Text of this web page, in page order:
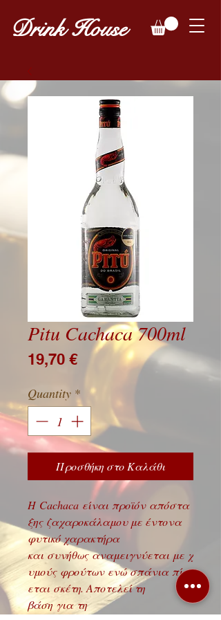
Drink House
Pitu Cachaca 700ml
19,70 €Price
Quantity *
Προσθήκη στο Καλάθι
Η Cachaca είναι προϊόν απόστα
ξης ζαχαροκάλαμου με έντονα
φυτικό χαρακτήρα
και συνήθως αναμειγνύεται με χ
υμούς φρούτων ενώ σπάνια πίν
εται σκέτη. Αποτελεί τη
βάση για τη